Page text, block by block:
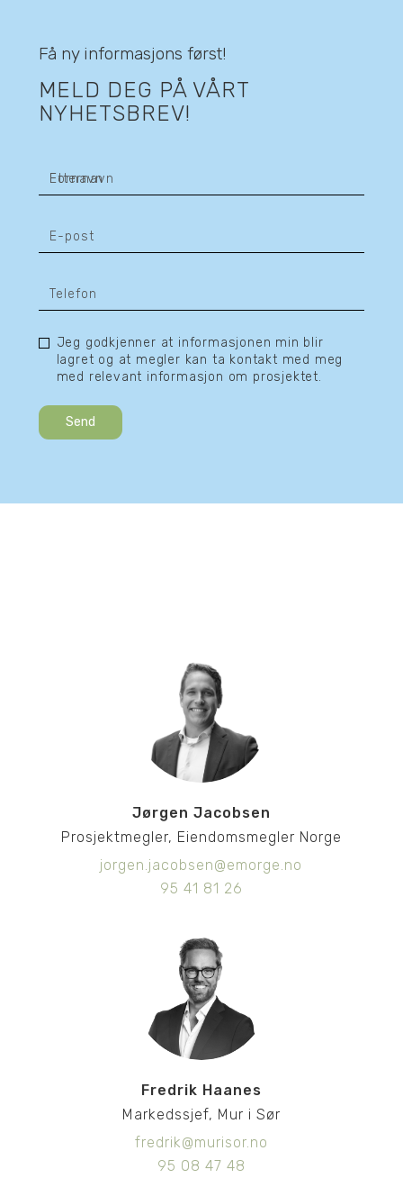
Få ny informasjons først!
MELD DEG PÅ VÅRT
NYHETSBREV!
Jeg godkjenner at informasjonen min blir
lagret og at megler kan ta kontakt med meg
med relevant informasjon om prosjektet.
Jørgen Jacobsen
Prosjektmegler, Eiendomsmegler Norge
jorgen.jacobsen@emorge.no
95 41 81 26
Fredrik Haanes
Markedssjef, Mur i Sør
fredrik@murisor.no
95 08 47 48